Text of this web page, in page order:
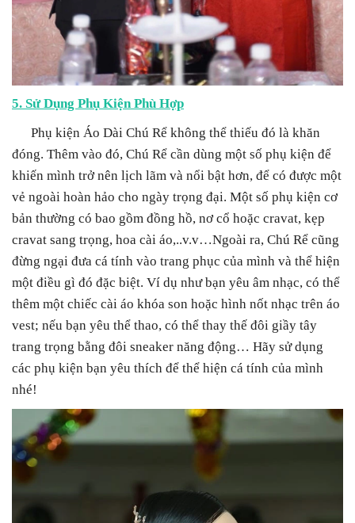
5. Sử Dụng Phụ Kiện Phù Hợp
Phụ kiện Áo Dài Chú Rể không thể thiếu đó là khăn
đóng. Thêm vào đó, Chú Rể cần dùng một số phụ kiện để
khiến mình trở nên lịch lãm và nổi bật hơn, để có được một
vẻ ngoài hoàn hảo cho ngày trọng đại. Một số phụ kiện cơ
bản thường có bao gồm đồng hồ, nơ cổ hoặc cravat, kẹp
cravat sang trọng, hoa cài áo,..v.v…Ngoài ra, Chú Rể cũng
đừng ngại đưa cá tính vào trang phục của mình và thể hiện
một điều gì đó đặc biệt. Ví dụ như bạn yêu âm nhạc, có thể
thêm một chiếc cài áo khóa son hoặc hình nốt nhạc trên áo
vest; nếu bạn yêu thể thao, có thể thay thế đôi giầy tây
trang trọng bằng đôi sneaker năng động… Hãy sử dụng
các phụ kiện bạn yêu thích để thể hiện cá tính của mình
nhé!